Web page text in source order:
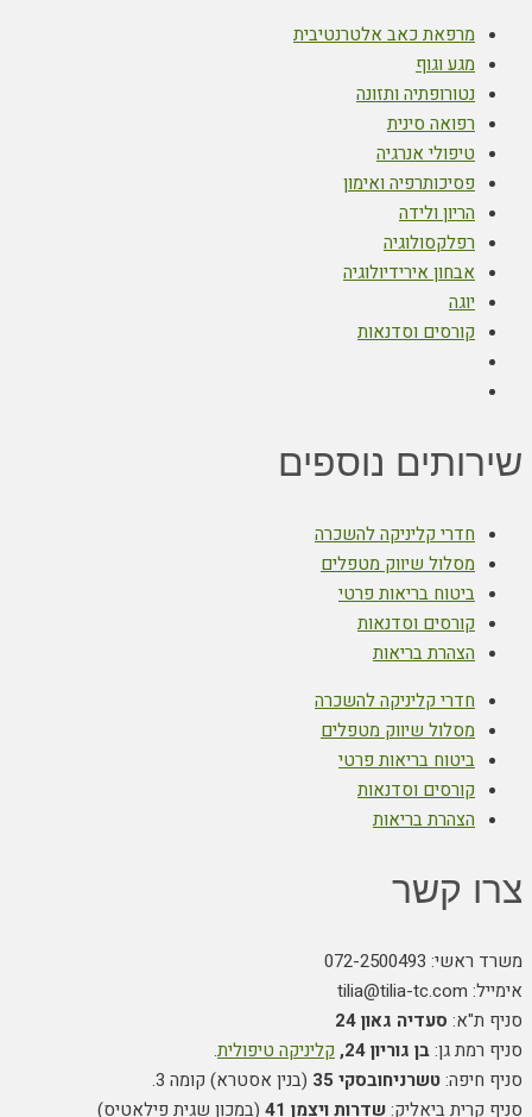
מרפאת כאב אלטרנטיבית
מגע וגוף
נטורופתיה ותזונה
רפואה סינית
טיפולי אנרגיה
פסיכותרפיה ואימון
הריון ולידה
רפלקסולוגיה
אבחון אירידיולוגיה
יוגה
קורסים וסדנאות
שירותים נוספים
חדרי קליניקה להשכרה
מסלול שיווק מטפלים
ביטוח בריאות פרטי
קורסים וסדנאות
הצהרת בריאות
חדרי קליניקה להשכרה
מסלול שיווק מטפלים
ביטוח בריאות פרטי
קורסים וסדנאות
הצהרת בריאות
צרו קשר
משרד ראשי: 072-2500493
אימייל: tilia@tilia-tc.com
סניף ת"א: סעדיה גאון 24
סניף רמת גן:בן גוריון 24, קליניקה טיפולית.
סניף חיפה:טשרניחובסקי 35
(בנין אסטרא) קומה 3.
סניף קרית ביאליק:שדרות ויצמן 41 (במכון שגית פילאטיס)